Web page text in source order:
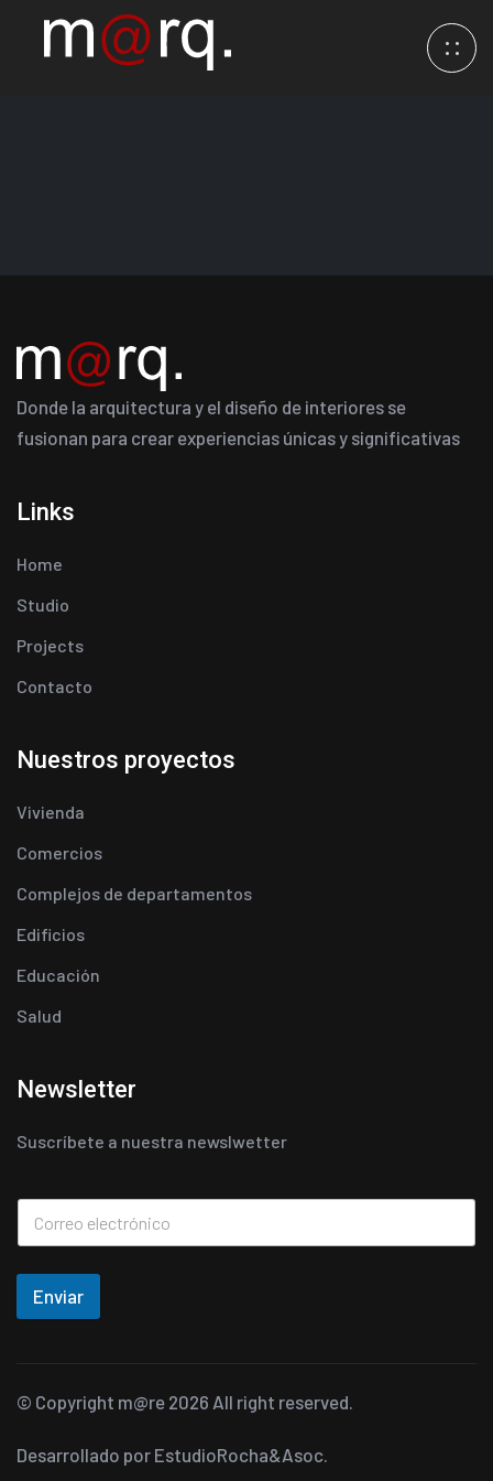
Donde la arquitectura y el diseño de interiores se
fusionan para crear experiencias únicas y significativas
Links
Home
Studio
Projects
Contacto
Nuestros proyectos
Vivienda
Comercios
Complejos de departamentos
Edificios
Educación
Salud
Newsletter
Suscríbete a nuestra newslwetter
Enviar
© Copyright m@re 2026 All right reserved.
Desarrollado por EstudioRocha&Asoc.